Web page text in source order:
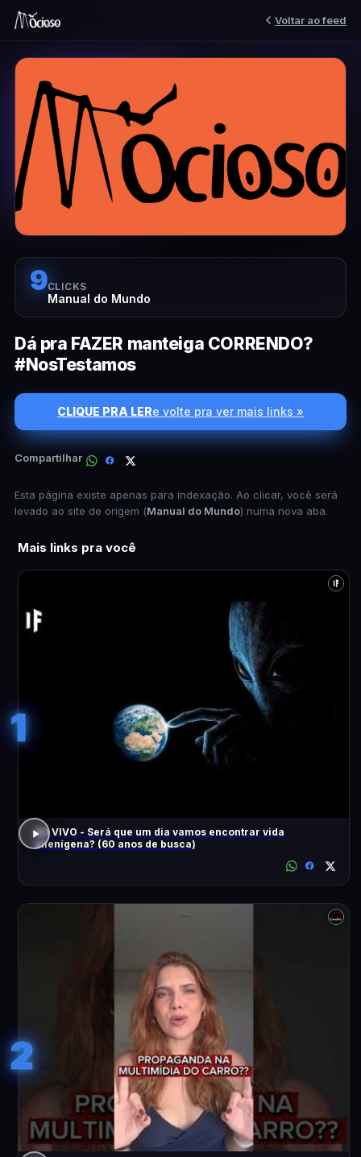
Voltar ao feed
9CLICKS
Manual do Mundo
Dá pra FAZER manteiga CORRENDO?
#NosTestamos
CLIQUE PRA LERe volte pra ver mais links »
Compartilhar
Esta página existe apenas para indexação. Ao clicar, você será
levado ao site de origem (Manual do Mundo) numa nova aba.
Mais links pra você
1
AO VIVO - Será que um dia vamos encontrar vida
alienígena? (60 anos de busca)
2